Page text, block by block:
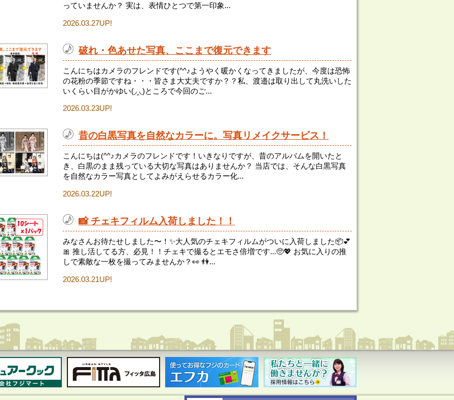
っていませんか？ 実は、表情ひとつで第一印象...
2026.03.27UP!
破れ・色あせた写真、ここまで復元できます
こんにちはカメラのフレンドです(^^♪ようやく暖かくなってきましたが、今度は恐怖
の花粉の季節ですね・・・皆さま大丈夫ですか？？私、渡邉は取り出して丸洗いした
いくらい目がかゆい(◞‸◟)ところで今回のご...
2026.03.23UP!
昔の白黒写真を自然なカラーに。写真リメイクサービス！
こんにちは(^^♪カメラのフレンドです！いきなりですが、昔のアルバムを開いたと
き、白黒のまま残っている大切な写真はありませんか？ 当店では、そんな白黒写真
を自然なカラー写真としてよみがえらせるカラー化...
2026.03.22UP!
📸 チェキフィルム入荷しました！！
みなさんお待たせしました〜！✨大人気のチェキフィルムがついに入荷しました📦💕
🎀 推し活してる方、必見！！チェキで撮るとエモさ倍増です...🥺💖 お気に入りの推
しで素敵な一枚を撮ってみませんか？👀 👫...
2026.03.21UP!